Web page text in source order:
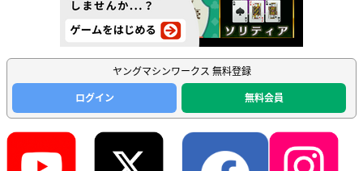
ヤングマシンワークス 無料登録
ログイン
無料会員